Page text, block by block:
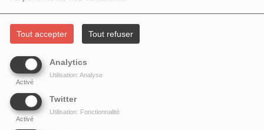
Tout accepter Tout refuser
Analytics
Activé
Utilisation: Analyse
Twitter
Activé
Utilisation: Fonctionnalité
Que s’est il passé au Rwanda en 1994 ?